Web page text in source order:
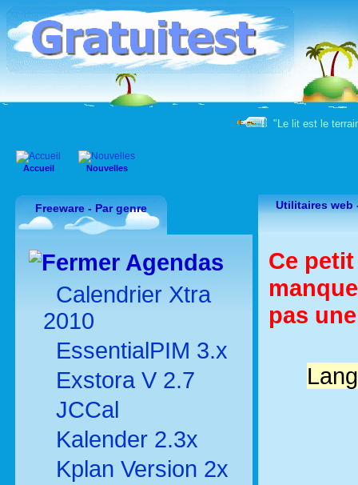
"Le lit est le
Accueil Nouvelles
Freeware - Par genre
Agendas
Calendrier Xtra
2010
EssentialPIM 3.x
Exstora V 2.7
JCCal
Kalender 2.3x
Kplan Version 2x
Utilitaires web
Ce
pas